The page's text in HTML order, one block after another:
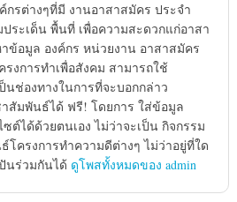
กรต่างๆที่มี งานอาสาสมัคร ประจำ
ระเด็น พื้นที่ เพื่อความสะดวกแก่อาสา
ข้อมูล องค์กร หน่วยงาน อาสาสมัคร
งการทำเพื่อสังคม สามารถใช้
นช่องทางในการที่จะบอกกล่าว
สัมพันธ์ได้ ฟรี! โดยการ ใส่ข้อมูล
ต์ได้ด้วยตนเอง ไม่ว่าจะเป็น กิจกรรม
ครงการทำความดีต่างๆ ไม่ว่าอยู่ที่ใด
นร่วมกันได้ ดูโพสทั้งหมดของ admin